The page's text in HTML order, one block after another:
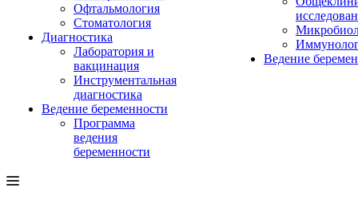
Офтальмология
Стоматология
Диагностика
Лаборатория и
вакцинация
Инструментальная
диагностика
Ведение беременности
Программа
ведения
беременности
Ведение